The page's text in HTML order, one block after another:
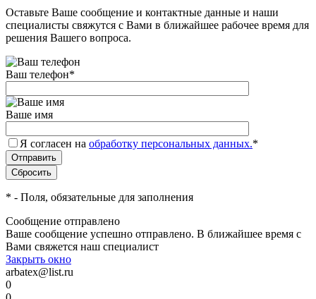
Оставьте Ваше сообщение и контактные данные и наши
специалисты свяжутся с Вами в ближайшее рабочее время для
решения Вашего вопроса.
Ваш телефон*
Ваше имя
Я согласен на обработку персональных данных.*
* - Поля, обязательные для заполнения
Сообщение отправлено
Ваше сообщение успешно отправлено. В ближайшее время с
Вами свяжется наш специалист
Закрыть окно
arbatex@list.ru
0